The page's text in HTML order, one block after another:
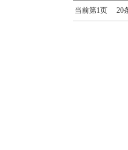
当前第1页 20